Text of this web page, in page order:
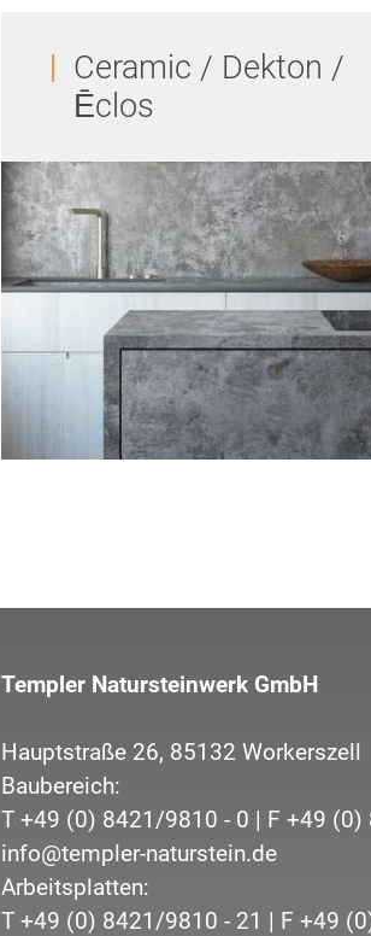
Ceramic / Dekton /
Ēclos
Templer Natursteinwerk GmbH
Hauptstraße 26, 85132 Workerszell
Baubereich:
T +49 (0) 8421/9810 - 0 | F +49 (0)
info@templer-naturstein.de
Arbeitsplatten:
T +49 (0) 8421/9810 - 21 | F +49